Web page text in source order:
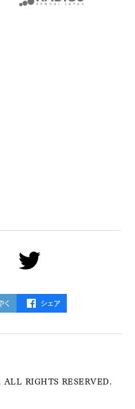
く シェア
RIGHTS RESERVED.